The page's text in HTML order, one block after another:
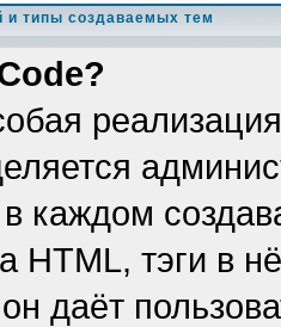
и типы создаваемых тем
в каждом
HTML, тэги в
даёт